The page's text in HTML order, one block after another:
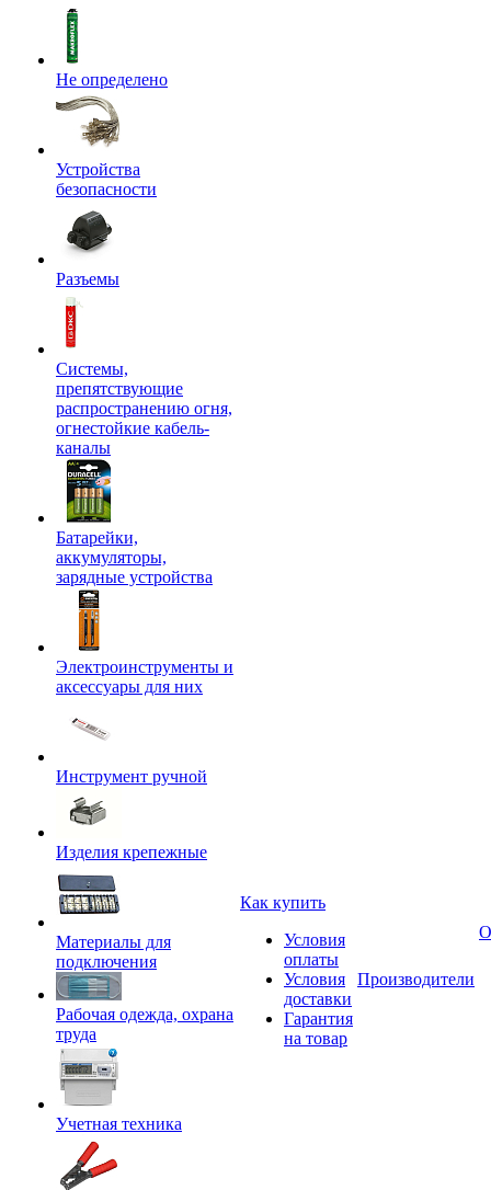
Не определено
Устройства
безопасности
Разъемы
Системы,
препятствующие
распространению огня,
огнестойкие кабель-
каналы
Батарейки,
аккумуляторы,
зарядные устройства
Электроинструменты и
аксессуары для них
Инструмент ручной
Изделия крепежные
Материалы для
подключения
Рабочая одежда, охрана
труда
Учетная техника
Как купить
Условия
оплаты
Условия
доставки
Гарантия
на товар
Производители